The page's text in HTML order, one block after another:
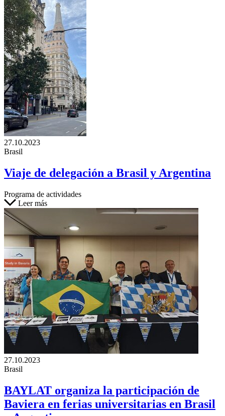
27.10.2023
Brasil
Viaje de delegación a Brasil y Argentina
Programa de actividades
Leer más
27.10.2023
Brasil
BAYLAT organiza la participación de
Baviera en ferias universitarias en Brasil